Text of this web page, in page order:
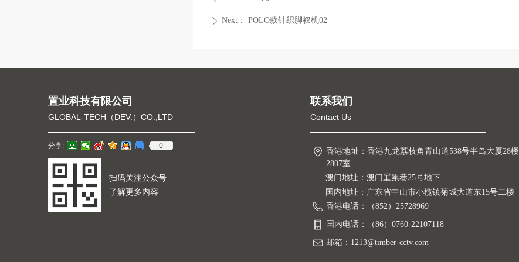
ꄲ Next： POLO款针织脚衩机02
香港地址： 香港九龙荔枝角青山道538号半岛大厦28楼
2807室
联系我们
Contact Us
澳门地址：澳门罣累巷25号地下
国内地址：广东省中山市小榄镇菊城大道东15号二楼
香港电话：
（852）25728969
国内电话： （86）0760-22107118
邮箱： 1213@timber-cctv.com
扫码关注公众号
了解更多内容
分享: 0
置业科技有限公司
GLOBAL-TECH（DEV.）CO.,LTD